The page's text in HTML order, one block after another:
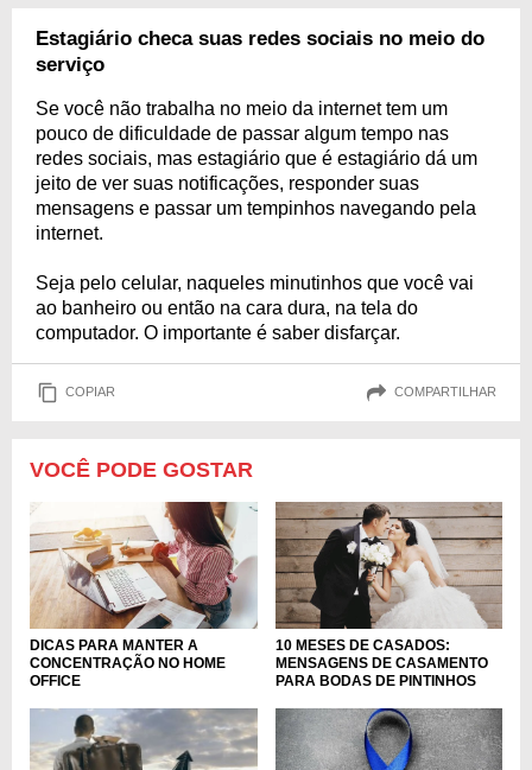
Estagiário checa suas redes sociais no meio do
serviço
Se você não trabalha no meio da internet tem um
pouco de dificuldade de passar algum tempo nas
redes sociais, mas estagiário que é estagiário dá um
jeito de ver suas notificações, responder suas
mensagens e passar um tempinhos navegando pela
internet.
Seja pelo celular, naqueles minutinhos que você vai
ao banheiro ou então na cara dura, na tela do
computador. O importante é saber disfarçar.
COPIAR COMPARTILHAR
VOCÊ PODE GOSTAR
DICAS PARA MANTER A
CONCENTRAÇÃO NO HOME
OFFICE
10 MESES DE CASADOS:
MENSAGENS DE CASAMENTO
PARA BODAS DE PINTINHOS